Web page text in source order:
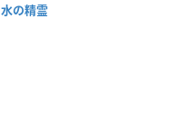
水の精霊